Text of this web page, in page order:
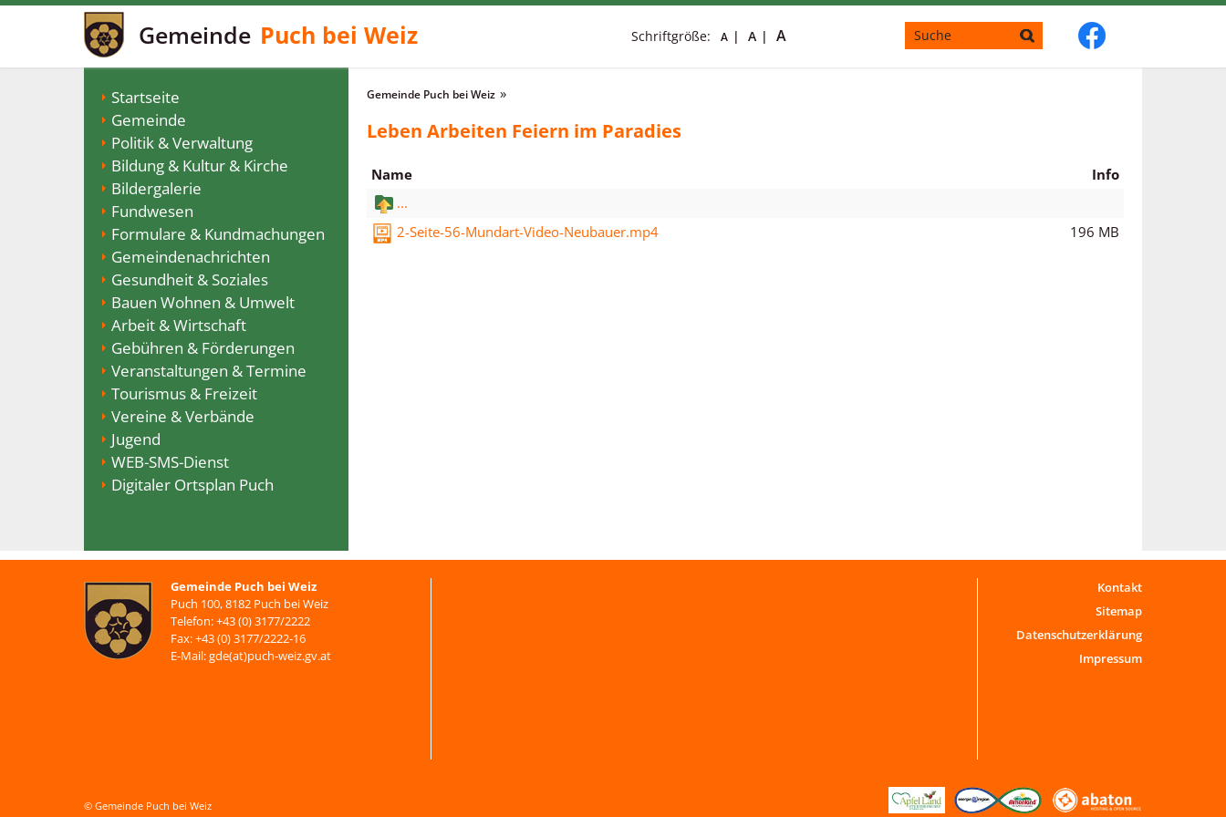
Gemeinde Puch bei Weiz Schriftgröße: A A A
Startseite
Gemeinde
Politik & Verwaltung
Bildung & Kultur & Kirche
Bildergalerie
Fundwesen
Formulare & Kundmachungen
Gemeindenachrichten
Gesundheit & Soziales
Bauen Wohnen & Umwelt
Arbeit & Wirtschaft
Gebühren & Förderungen
Veranstaltungen & Termine
Tourismus & Freizeit
Vereine & Verbände
Jugend
WEB-SMS-Dienst
Digitaler Ortsplan Puch
Gemeinde Puch bei Weiz
Leben Arbeiten Feiern im Paradies
Name
Info
...
2-Seite-56-Mundart-Video-Neubauer.mp4
196 MB
Gemeinde Puch bei Weiz
Puch 100, 8182 Puch bei Weiz
Telefon: +43 (0) 3177/2222
Fax: +43 (0) 3177/2222-16
E-Mail: gde(at)puch-weiz.gv.at
Kontakt
Sitemap
Datenschutzerklärung
Impressum
© Gemeinde Puch bei Weiz